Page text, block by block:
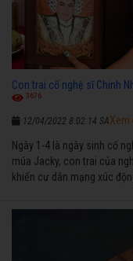
Con trai cố nghệ sĩ Chinh
3676
12/04/2022 8:02:14 SA
Ngày 1-4 là ngày sinh cố
múa Jacky, con trai của
khiến cư dân mạng xúc
Xem